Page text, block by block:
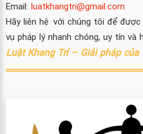
Email: luatkhangtri@gmail.com
Hãy liên hệ với chúng tôi để
vụ pháp lý nhanh chóng, uy tín và
Luật Khang Trí – Giải pháp của